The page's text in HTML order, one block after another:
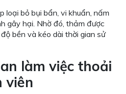
loại bỏ bụi bẩn, vi khuẩn, nấm
gây hại. Nhờ đó, thảm được
bền và kéo dài thời gian sử
làm việc thoải
viên